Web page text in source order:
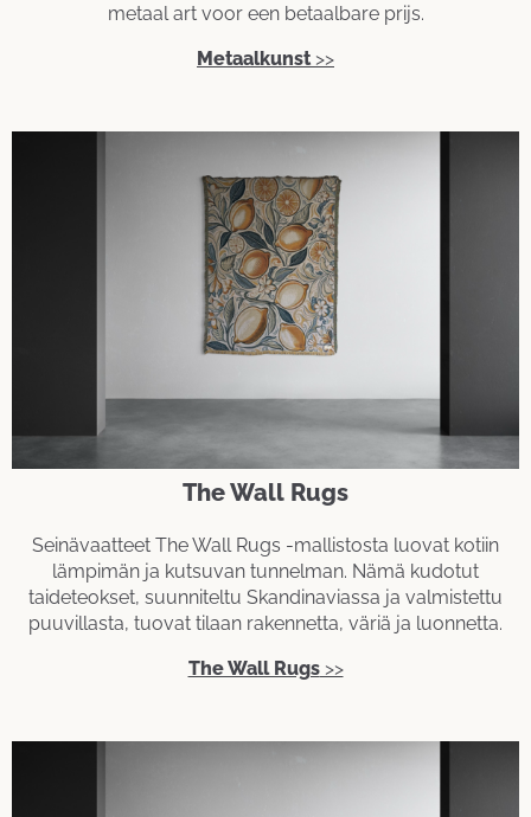
metaal art voor een betaalbare prijs.
Metaalkunst >>
The Wall Rugs
Seinävaatteet The Wall Rugs -mallistosta luovat kotiin
lämpimän ja kutsuvan tunnelman. Nämä kudotut
taideteokset, suunniteltu Skandinaviassa ja valmistettu
puuvillasta, tuovat tilaan rakennetta, väriä ja luonnetta.
The Wall Rugs>>